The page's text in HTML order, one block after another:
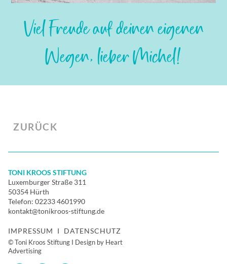
Viel Freude auf deinen eigenen
Wegen, lieber Michel!
ZURÜCK
TONI KROOS STIFTUNG
Luxemburger Straße 311
50354 Hürth
Telefon: 02233 4601990
kontakt@tonikroos-stiftung.de
IMPRESSUM I DATENSCHUTZ
© Toni Kroos Stiftung I Design by Heart
Advertising